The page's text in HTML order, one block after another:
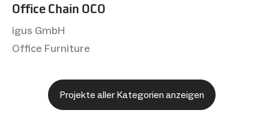
Office Chain OCO
igus GmbH
Office Furniture
Projekte aller Kategorien anzeigen